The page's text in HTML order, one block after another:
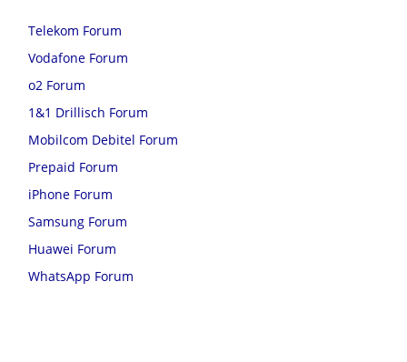
Telekom Forum
Vodafone Forum
o2 Forum
1&1 Drillisch Forum
Mobilcom Debitel Forum
Prepaid Forum
iPhone Forum
Samsung Forum
Huawei Forum
WhatsApp Forum